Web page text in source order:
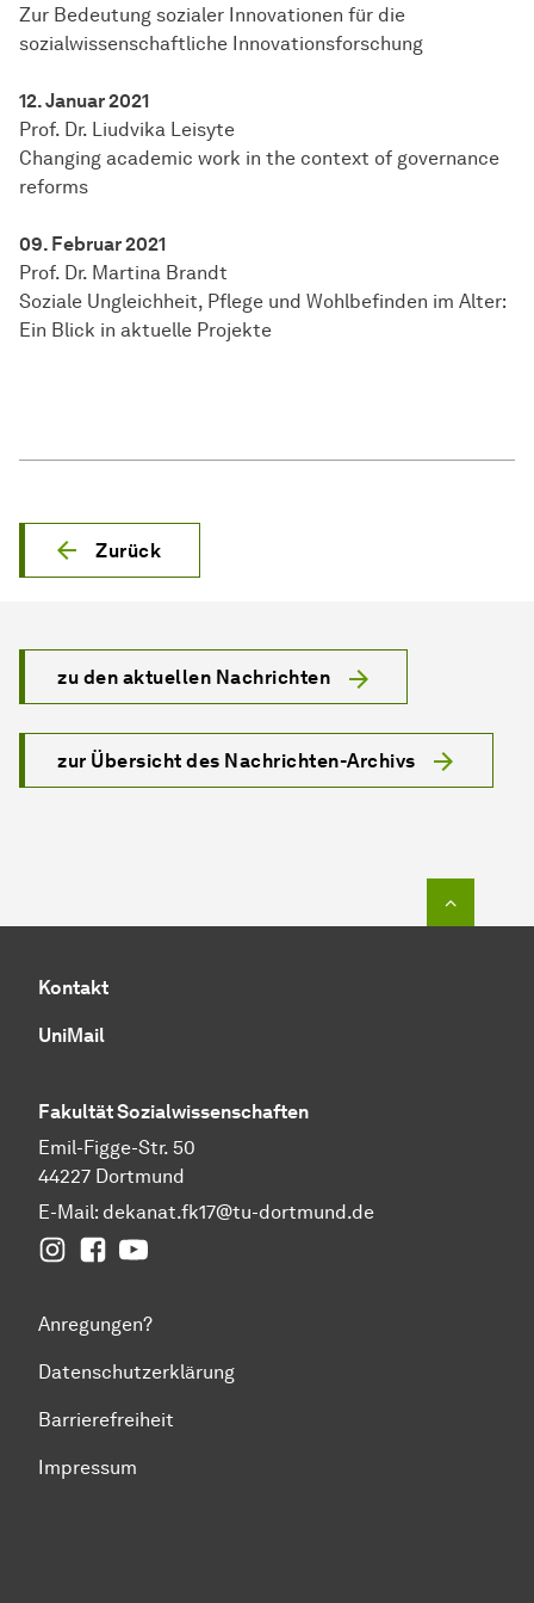
Zur Bedeutung sozialer Innovationen für die
sozialwissenschaftliche Innovationsforschung
12. Januar 2021
Prof. Dr. Liudvika Leisyte
Changing academic work in the context of governance
reforms
09. Februar 2021
Prof. Dr. Martina Brandt
Soziale Ungleichheit, Pflege und Wohlbefinden im Alter:
Ein Blick in aktuelle Projekte
Zurück
zu den aktuellen Nachrichten
zur Übersicht des Nachrichten-Archivs
Kontakt
UniMail
FakultätSozial­wissen­schaften
Emil-Figge-Str. 50
44227 Dortmund
E-Mail: dekanat.fk17@tu-dortmund.de
InstagramFacebook
YouTube
Anregungen?
Datenschutzerklärung
Barrierefreiheit
Impressum